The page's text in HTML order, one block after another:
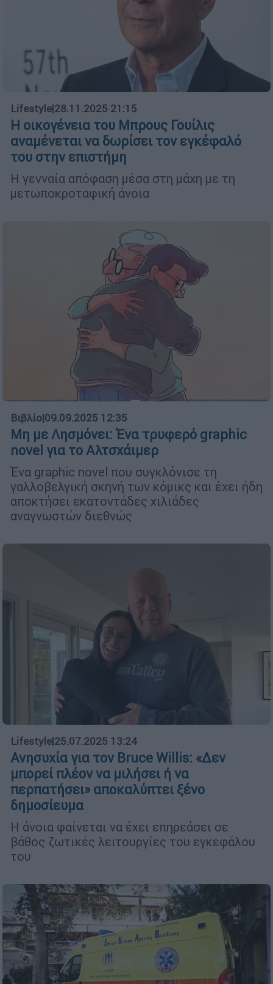
Lifestyle|28.11.2025 21:15
Η οικογένεια του Μπρους Γουίλις
αναμένεται να δωρίσει τον εγκέφαλό
του στην επιστήμη
Η γενναία απόφαση μέσα στη μάχη με τη
μετωποκροταφική άνοια
Βιβλίο|09.09.2025 12:35
Μη με Λησμόνει: Ένα τρυφερό graphic
novel για το Αλτσχάιμερ
Ένα graphic novel που συγκλόνισε τη
γαλλοβελγική σκηνή των κόμικς και έχει ήδη
αποκτήσει εκατοντάδες χιλιάδες
αναγνωστών διεθνώς
Lifestyle|25.07.2025 13:24
Ανησυχία για τον Bruce Willis: «Δεν
μπορεί πλέον να μιλήσει ή να
περπατήσει» αποκαλύπτει ξένο
δημοσίευμα
Η άνοια φαίνεται να έχει επηρεάσει σε
βάθος ζωτικές λειτουργίες του εγκεφάλου
του